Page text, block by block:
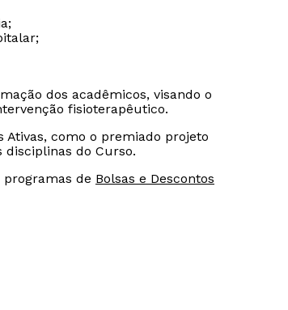
dos acadêmicos, visando o
fisioterapêutico.
Ativas, como o premiado projeto
do Curso.
de Bolsas e Descontos
de acordo com aPolítica de Privacidade.
que meus dados sejam utilizados para o
de acordo com aPolítica de Privacidade.
que meus dados sejam utilizados para o